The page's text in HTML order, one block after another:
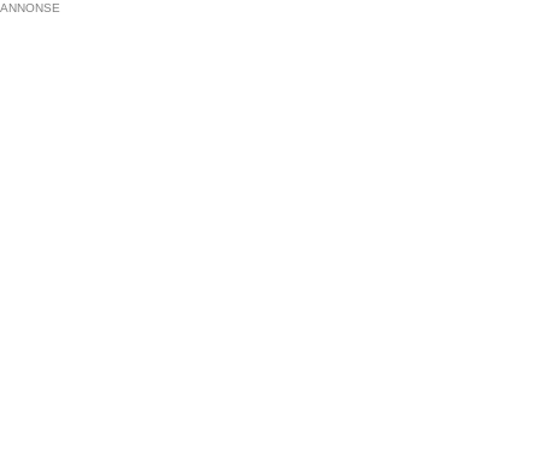
ANNONSE